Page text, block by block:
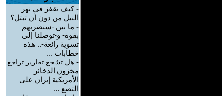
-كيف تقفز في نهر
النيل من دون أن تبتل؟
- ما بين -سنضربهم
بقوة- و-توصلنا إلى
تسوية رائعة-.. هذه
خطابات ...
- هل تشجع تقارير تراجع
مخزون الذخائر
الأمريكية إيران على
التصع ...